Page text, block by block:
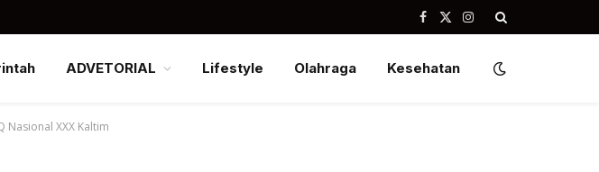
Facebook
X
Instagram
ADVETORIAL Lifestyle Olahraga Kesehatan
Nasional XXX Kaltim